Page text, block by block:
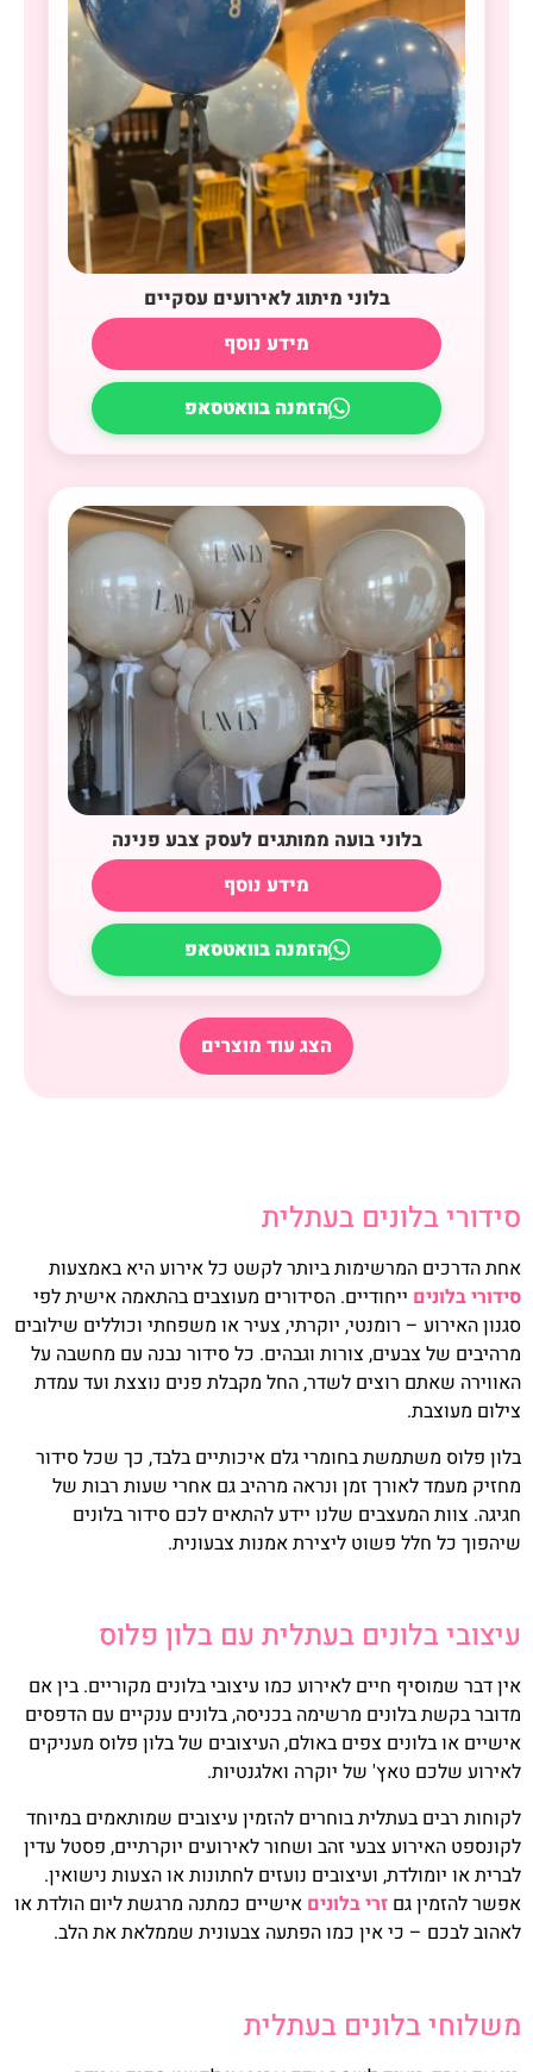
בלוני מיתוג לאירועים עסקיים
מידע נוסף
הזמנה בוואטסאפ
בלוני בועה ממותגים לעסק צבע פנינה
מידע נוסף
הזמנה בוואטסאפ
הצג עוד מוצרים
סידורי בלונים בעתלית
אחת הדרכים המרשימות ביותר לקשט כל אירוע היא באמצעות
סידורי בלונים ייחודיים. הסידורים מעוצבים בהתאמה אישית לפי
סגנון האירוע – רומנטי, יוקרתי, צעיר או משפחתי וכוללים שילובים
מרהיבים של צבעים, צורות וגבהים. כל סידור נבנה עם מחשבה על
האווירה שאתם רוצים לשדר, החל מקבלת פנים נוצצת ועד עמדת
צילום מעוצבת.
בלון פלוס משתמשת בחומרי גלם איכותיים בלבד, כך שכל סידור
מחזיק מעמד לאורך זמן ונראה מרהיב גם אחרי שעות רבות של
חגיגה. צוות המעצבים שלנו יידע להתאים לכם סידור בלונים
שיהפוך כל חלל פשוט ליצירת אמנות צבעונית.
עיצובי בלונים בעתלית עם בלון פלוס
אין דבר שמוסיף חיים לאירוע כמו עיצובי בלונים מקוריים. בין אם
מדובר בקשת בלונים מרשימה בכניסה, בלונים ענקיים עם הדפסים
אישיים או בלונים צפים באולם, העיצובים של בלון פלוס מעניקים
לאירוע שלכם טאץ' של יוקרה ואלגנטיות.
לקוחות רבים בעתלית בוחרים להזמין עיצובים שמותאמים במיוחד
לקונספט האירוע צבעי זהב ושחור לאירועים יוקרתיים, פסטל עדין
לברית או יומולדת, ועיצובים נועזים לחתונות או הצעות נישואין.
אפשר להזמין גם זרי בלונים אישיים כמתנה מרגשת ליום הולדת או
לאהוב לבכם – כי אין כמו הפתעה צבעונית שממלאת את הלב.
משלוחי בלונים בעתלית